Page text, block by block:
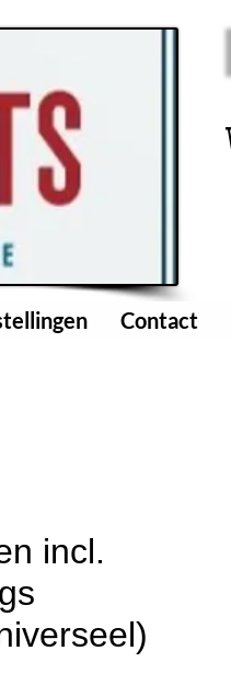
Contact
incl.